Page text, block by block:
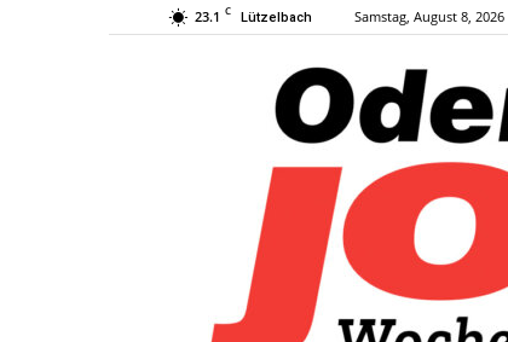
23.1 C Lützelbach Samstag, August 8, 2026